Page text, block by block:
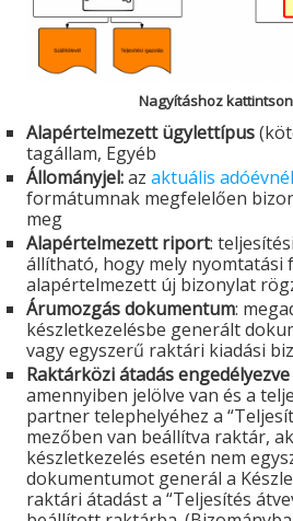
Nagyításhoz
Alapértelmezett ügylettípus
tagállam, Egyéb
Állományjel:azaktuális adóévnél
formátumnak megfelelően
meg
Alapértelmezett riport:
állítható, hogy mely nyomtatási
alapértelmezett új bizonylat
Árumozgás dokumentum:
készletkezelésbe generált
vagy egyszerű raktári kiadási
Raktárközi átadás engedélyezve
amennyiben jelölve van és a
partner telephelyéhez a
mezőben van beállítva raktár,
készletkezelés esetén nem
dokumentumot generál a
raktári átadást a “Teljesítés